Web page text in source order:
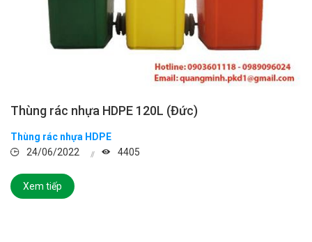
Thùng rác nhựa HDPE 120L (Đức)
Thùng rác nhựa HDPE
24/06/2022
4405
Xem tiếp